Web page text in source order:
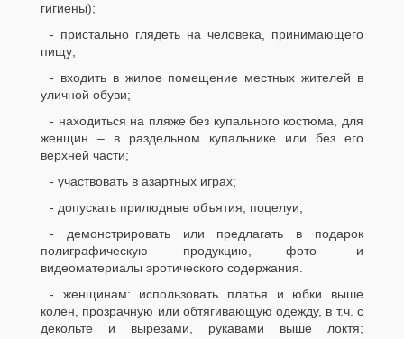
гигиены);
- пристально глядеть на человека, принимающего
пищу;
- входить в жилое помещение местных жителей в
уличной обуви;
- находиться на пляже без купального костюма, для
женщин – в раздельном купальнике или без его
верхней части;
- участвовать в азартных играх;
- допускать прилюдные объятия, поцелуи;
- демонстрировать или предлагать в подарок
полиграфическую продукцию, фото- и
видеоматериалы эротического содержания.
- женщинам: использовать платья и юбки выше
колен, прозрачную или обтягивающую одежду, в т.ч. с
декольте и вырезами, рукавами выше локтя;